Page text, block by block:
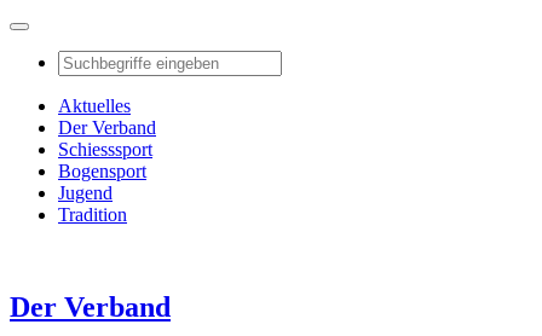
Aktuelles
Der Verband
Schiesssport
Bogensport
Jugend
Tradition
Der Verband